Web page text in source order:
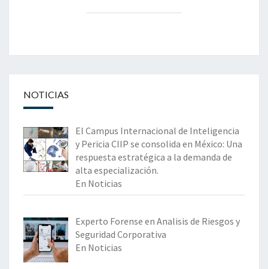
NOTICIAS
El Campus Internacional de Inteligencia
y Pericia CIIP se consolida en México: Una
respuesta estratégica a la demanda de
alta especialización.
En Noticias
Experto Forense en Analisis de Riesgos y
Seguridad Corporativa
En Noticias